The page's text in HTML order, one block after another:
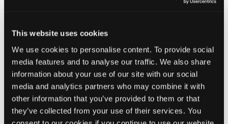
This website uses cookies
We use cookies to personalise content. To provide social
media features and to analyse our traffic. We also share
information about your use of our site with our social
media and analytics partners who may combine it with
other information that you’ve provided to them or that
they’ve collected from your use of their services. You
Udviklingskonsulent for demensområdet
Tlf. 9960 3155
Mobil. 2284 7944
Mail: tinlu@ikast-brande.dk